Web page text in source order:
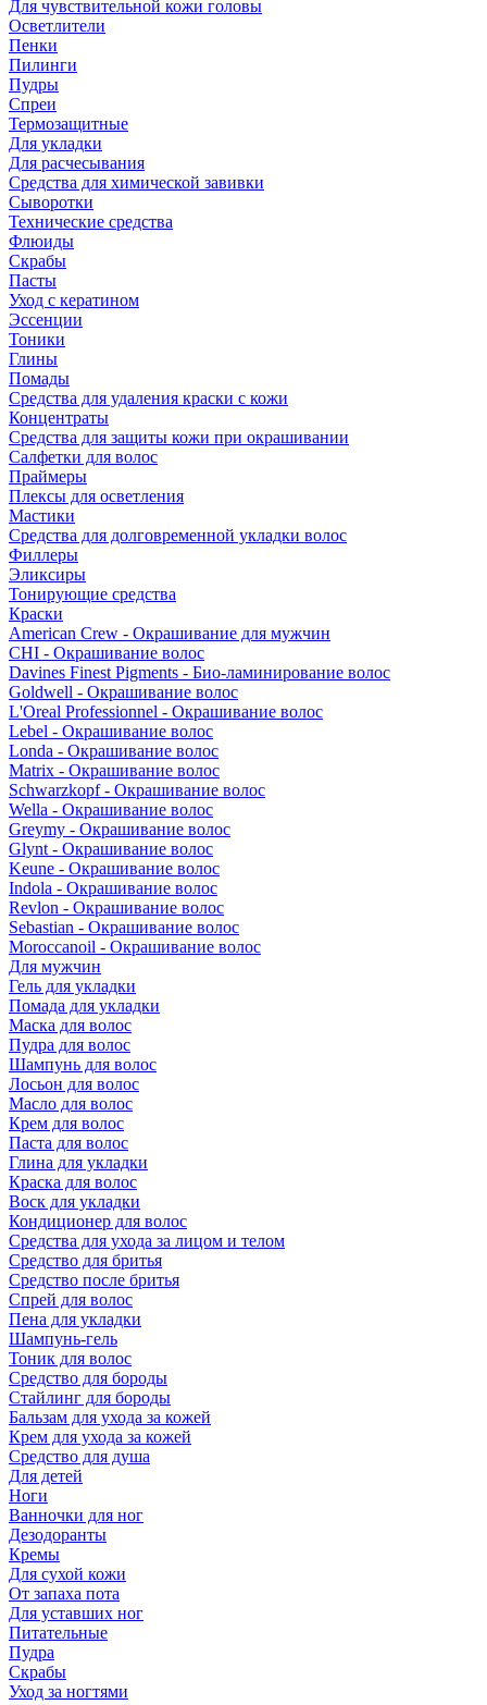
Для чувствительной кожи головы
Осветлители
Пенки
Пилинги
Пудры
Спреи
Термозащитные
Для укладки
Для расчесывания
Средства для химической завивки
Сыворотки
Технические средства
Флюиды
Скрабы
Пасты
Уход с кератином
Эссенции
Тоники
Глины
Помады
Средства для удаления краски с кожи
Концентраты
Средства для защиты кожи при окрашивании
Салфетки для волос
Праймеры
Плексы для осветления
Мастики
Средства для долговременной укладки волос
Филлеры
Эликсиры
Тонирующие средства
Краски
American Crew - Окрашивание для мужчин
CHI - Окрашивание волос
Davines Finest Pigments - Био-ламинирование волос
Goldwell - Окрашивание волос
L'Oreal Professionnel - Окрашивание волос
Lebel - Окрашивание волос
Londa - Окрашивание волос
Matrix - Окрашивание волос
Schwarzkopf - Окрашивание волос
Wella - Окрашивание волос
Greymy - Окрашивание волос
Glynt - Окрашивание волос
Keune - Окрашивание волос
Indola - Окрашивание волос
Revlon - Окрашивание волос
Sebastian - Окрашивание волос
Moroccanoil - Окрашивание волос
Для мужчин
Гель для укладки
Помада для укладки
Маска для волос
Пудра для волос
Шампунь для волос
Лосьон для волос
Масло для волос
Крем для волос
Паста для волос
Глина для укладки
Краска для волос
Воск для укладки
Кондиционер для волос
Средства для ухода за лицом и телом
Средство для бритья
Средство после бритья
Спрей для волос
Пена для укладки
Шампунь-гель
Тоник для волос
Средство для бороды
Стайлинг для бороды
Бальзам для ухода за кожей
Крем для ухода за кожей
Средство для душа
Для детей
Ноги
Ванночки для ног
Дезодоранты
Кремы
Для сухой кожи
От запаха пота
Для уставших ног
Питательные
Пудра
Скрабы
Уход за ногтями